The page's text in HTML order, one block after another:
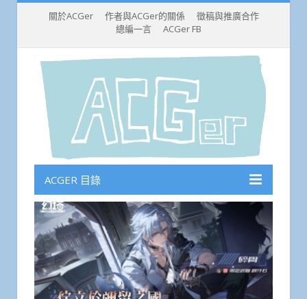
關於ACGer 作者與ACGer的關係
徵稿與推廣合作
總編一言
ACGer FB
ACGER 目錄